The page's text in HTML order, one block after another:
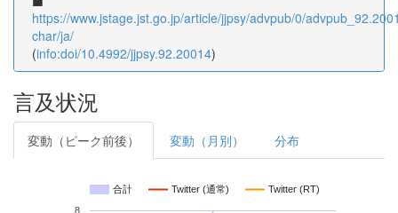
https://www.jstage.jst.go.jp/article/jjpsy/advpub/0/
char/ja/
(info:doi/10.4992/jjpsy.92.20014)
言及状況
変動（ピーク前後） 変動（月別） 分布
合計 Twitter (通常) Twitter (RT)
8